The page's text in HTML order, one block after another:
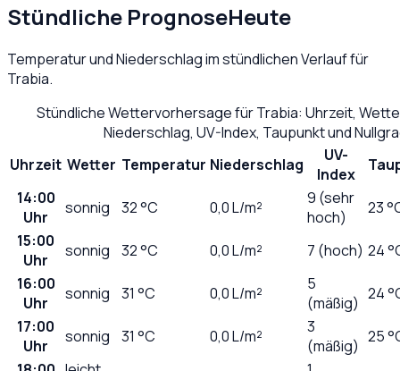
Stündliche PrognoseHeute
Temperatur und Niederschlag im stündlichen Verlauf für
Trabia.
Stündliche Wettervorhersage fürTrabia: Uhrzeit,
Niederschlag, UV-Index, Taupunkt und
Uhrzeit Wetter Temperatur Niederschlag
UV-
Index
14:00
Uhr
sonnig 32°C 0,0L/m²
9 (sehr
hoch)
23
15:00
Uhr
sonnig 32°C 0,0L/m² 7 (hoch) 24
16:00
Uhr
sonnig 31 °C 0,0L/m²
5
(mäßig) 24
17:00
Uhr
sonnig 31 °C 0,0L/m²
3
(mäßig) 25